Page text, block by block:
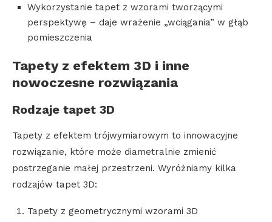
Wykorzystanie tapet z wzorami tworzącymi
perspektywę – daje wrażenie „wciągania” w głąb
pomieszczenia
Tapety z efektem 3D i inne
nowoczesne rozwiązania
Rodzaje tapet 3D
Tapety z efektem trójwymiarowym to innowacyjne
rozwiązanie, które może diametralnie zmienić
postrzeganie małej przestrzeni. Wyróżniamy kilka
rodzajów tapet 3D:
Tapety z geometrycznymi wzorami 3D